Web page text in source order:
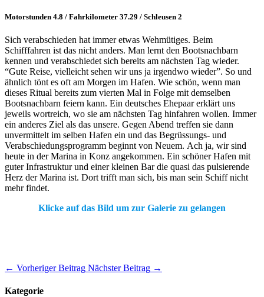
Motorstunden 4.8 / Fahrkilometer 37.29 / Schleusen 2
Sich verabschieden hat immer etwas Wehmütiges. Beim
Schifffahren ist das nicht anders. Man lernt den Bootsnachbarn
kennen und verabschiedet sich bereits am nächsten Tag wieder.
“Gute Reise, vielleicht sehen wir uns ja irgendwo wieder”. So und
ähnlich tönt es oft am Morgen im Hafen. Wie schön, wenn man
dieses Ritual bereits zum vierten Mal in Folge mit demselben
Bootsnachbarn feiern kann. Ein deutsches Ehepaar erklärt uns
jeweils wortreich, wo sie am nächsten Tag hinfahren wollen. Immer
ein anderes Ziel als das unsere. Gegen Abend treffen sie dann
unvermittelt im selben Hafen ein und das Begrüssungs- und
Verabschiedungsprogramm beginnt von Neuem. Ach ja, wir sind
heute in der Marina in Konz angekommen. Ein schöner Hafen mit
guter Infrastruktur und einer kleinen Bar die quasi das pulsierende
Herz der Marina ist. Dort trifft man sich, bis man sein Schiff nicht
mehr findet.
Klicke auf das Bild um zur Galerie zu gelangen
← Vorheriger Beitrag Nächster Beitrag →
Kategorie